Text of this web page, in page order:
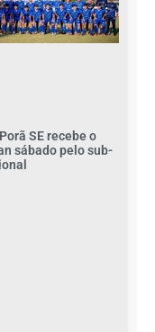
SE recebe o
sábado pelo sub-